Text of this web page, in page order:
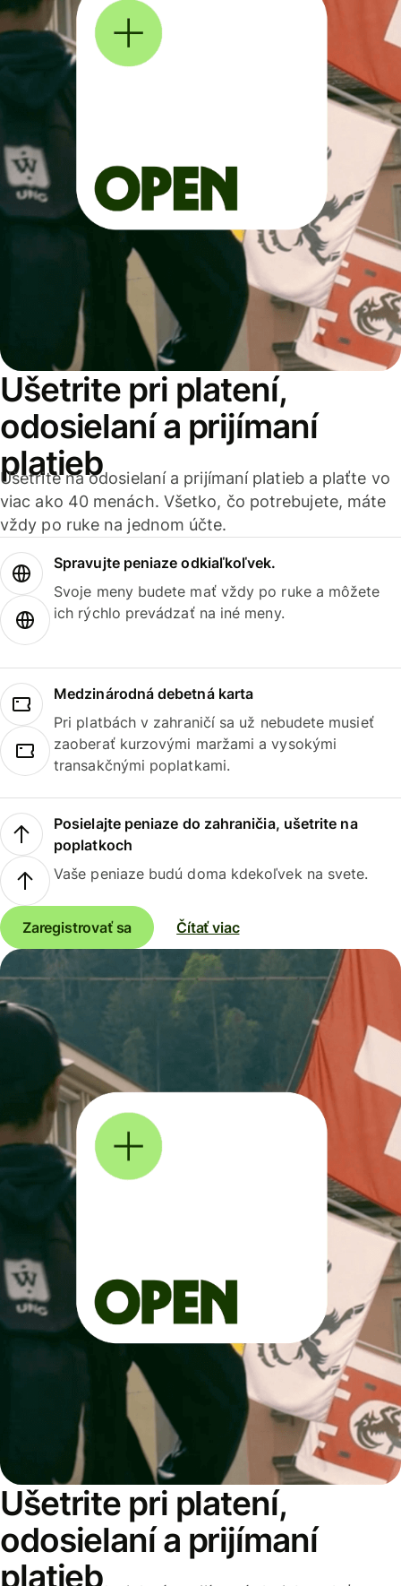
Ušetrite pri platení,
odosielaní a prijímaní
platieb
Ušetrite na odosielaní a prijímaní platieb a plaťte vo
viac ako 40 menách. Všetko, čo potrebujete, máte
vždy po ruke na jednom účte.
Spravujte peniaze odkiaľkoľvek.
Svoje meny budete mať vždy po ruke a môžete
ich rýchlo prevádzať na iné meny.
Medzinárodná debetná karta
Pri platbách v zahraničí sa už nebudete musieť
zaoberať kurzovými maržami a vysokými
transakčnými poplatkami.
Posielajte peniaze do zahraničia, ušetrite na
poplatkoch
Vaše peniaze budú doma kdekoľvek na svete.
Zaregistrovať sa Čítať viac
Ušetrite pri platení,
odosielaní a prijímaní
platieb